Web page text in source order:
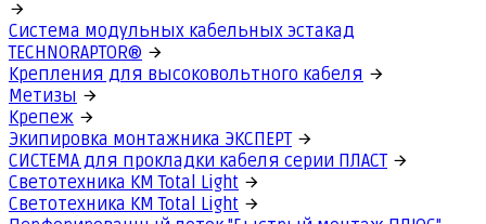
Система модульных кабельных эстакад
TECHNORAPTOR®
Крепления для высоковольтного кабеля
Метизы
Крепеж
Экипировка монтажника ЭКСПЕРТ
СИСТЕМА для прокладки кабеля серии ПЛАСТ
Светотехника КМ Total Light
Светотехника КМ Total Light